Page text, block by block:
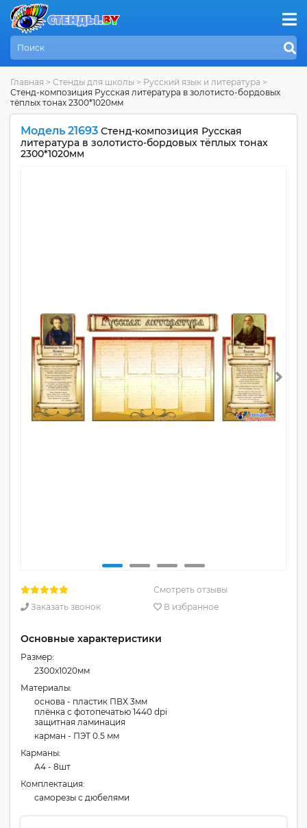
Главная > Стенды для школы > Русский язык и литература >
Стенд-композиция Русская литература в золотисто-бордовых
тёплых тонах 2300*1020мм
Модель 21693 Стенд-композиция Русская
литература в золотисто-бордовых тёплых тонах
2300*1020мм
Смотреть отзывы
Заказать звонок
В избранное
Основные характеристики
Размер:
2300x1020мм
Материалы:
основа - пластик ПВХ 3мм
плёнка с фотопечатью 1440 dpi
защитная ламинация
карман - ПЭТ 0.5 мм
Карманы:
А4 - 8шт
Комплектация:
cаморезы с дюбелями